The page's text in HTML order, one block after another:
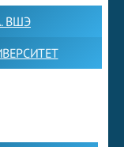
ВШЭ